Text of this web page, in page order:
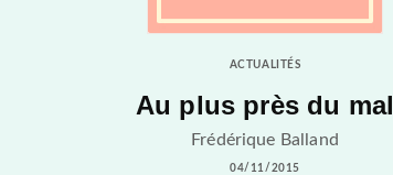
ACTUALITÉS
Au plus près du mal
Frédérique Balland
04/11/2015